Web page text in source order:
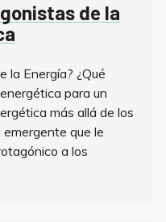
de la
la Energía? ¿Qué
para un
más allá de los
que le
a los